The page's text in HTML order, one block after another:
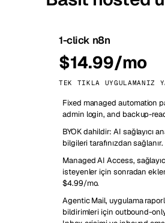
1-click n8n
$14.99/mo
TEK TIKLA UYGULAMANIZ
Fixed managed automation
admin login, and backup-
BYOK dahildir: AI sağlayıcı
bilgileri tarafınızdan sağlanır.
Managed AI Access,
isteyenler için sonradan
$4.99/mo.
Agentic Mail, uygulama
bildirimleri için outbound-